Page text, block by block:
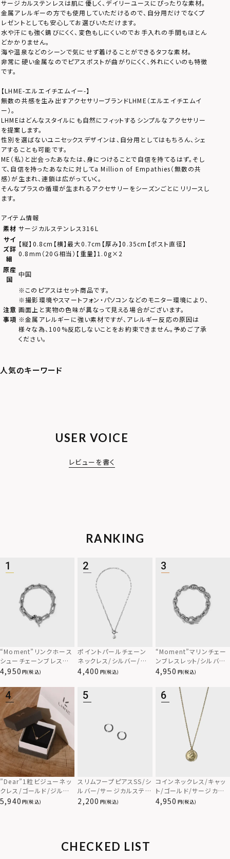
サージカルステンレスは肌に優しく、デイリーユースにぴったりな素材。
金属アレルギーの方でも使用していただけるので、自分用だけでなくプ
レゼントとしても安心してお選びいただけます。
水や汗にも強く錆びにくく、変色もしにくいのでお手入れの手間もほとん
どかかりません。
海や温泉などのシーンで気にせず着けることができるタフな素材。
非常に硬い金属なのでピアスポストが曲がりにくく、外れにくいのも特徴
です。
【LHME-エルエイチエムイー-】
無数の共感を生み出すアクセサリーブランドLHME（エルエイチエムイ
ー）。
LHMEはどんなスタイルにも自然にフィットするシンプルなアクセサリー
を提案します。
性別を選ばないユニセックスデザインは、自分用としてはもちろん、シェ
アすることも可能です。
ME（私）と出会ったあなたは、身につけることで自信を持てるはず。そし
て、自信を持ったあなたに対してa Million of Empathies（無数の共
感）が生まれ、連鎖は広がっていく。
そんなプラスの循環が生まれるアクセサリーをシーズンごとにリリースし
ます。
アイテム情報
素材 サージカルステンレス316L
サイ
ズ詳
細
【縦】0.8cm【横】最大0.7cm【厚み】0.35cm【ポスト直径】
0.8mm（20G相当）【重量】1.0g×2
原産
国
中国
注意
事項
※このピアスはセット商品です。
※撮影環境やスマートフォン・パソコンなどのモニター環境により、
画面上と実物の色味が異なって見える場合がございます。
※金属アレルギーに強い素材ですが、アレルギー反応の原因は
様々な為、100%反応しないことをお約束できません。予めご了承
ください。
USER VOICE
レビューを書く
RANKING
“Moment”リンクホース
シューチェーンブレスレッ
ト/シルバー/サージカル
レルギー対応）
4,950 (税込)
ポイントパールチェーン
ネックレス/シルバー/サ
ージカルステンレス316L
4,400 (税込)
“Moment”マリンチェー
ンブレスレット/シルバー/
サージカルステンレス31
4,950 (税込)
”Dear”1粒ビジューネッ
クレス/ゴールド/ジルコ
ニア/スペシャルパッケー
5,940 (税込)
スリムフープピアスSS/シ
ルバー/サージカルステン
レス
2,200 (税込)
コインネックレス/キャッ
ト/ゴールド/サージカル
ステンレス
4,950 (税込)
CHECKED LIST